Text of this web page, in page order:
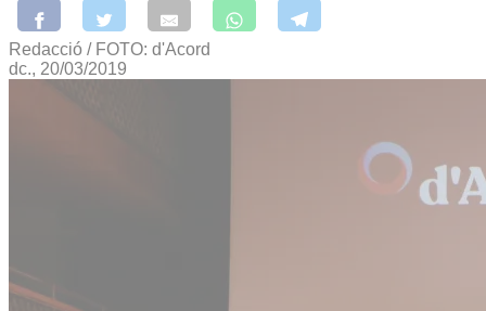
Redacció / FOTO: d'Acord
dc., 20/03/2019